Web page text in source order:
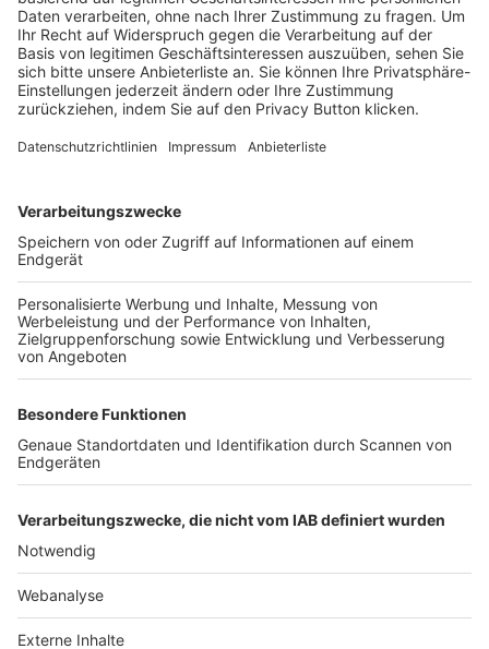
Trainerbörse
Login SpielPlus
FOLGE DEM BFV
TOP-VEREINE
TOP-PARTNER
Nutzungsbedingungen Datenschutz Impressum